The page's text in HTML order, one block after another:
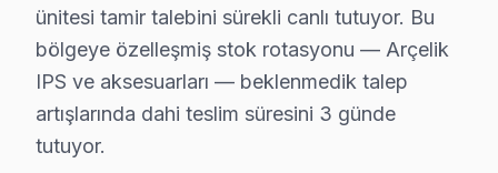
Fatih'de Arçelik LED TV servisinde net yanıtlar:
Arçelik TV Servis Kapsamı
ünitesi tamir talebini sürekli canlı tutuyor. Bu
bölgeye özelleşmiş stok rotasyonu — Arçelik
IPS ve aksesuarları — beklenmedik talep
artışlarında dahi teslim süresini 3 günde
tutuyor.